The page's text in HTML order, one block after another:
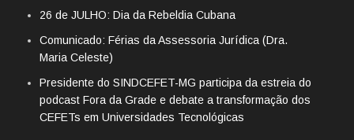
26 de JULHO: Dia da Rebeldia Cubana
Comunicado: Férias da Assessoria Jurídica (Dra.
Maria Celeste)
Presidente do SINDCEFET-MG participa da estreia do
podcast Fora da Grade e debate a transformação dos
CEFETs em Universidades Tecnológicas